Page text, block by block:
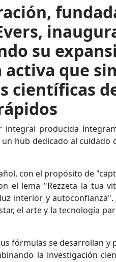
su
que
científicas
producida
hub dedicado al cuidado
con el propósito de
lema "Rezzeta la tua
interior y autoconfianza".
el arte y la tecnología
fórmulas se desarrollan y
la investigación